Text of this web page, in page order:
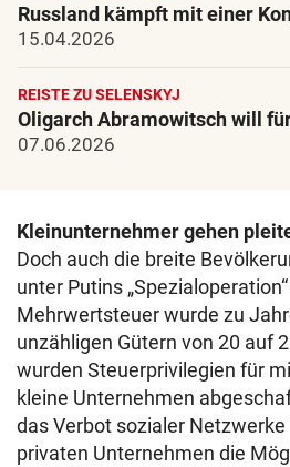
Russland kämpft mit einer
15.04.2026
REISTE ZU SELENSKYJ
Oligarch Abramowitsch will
07.06.2026
Kleinunternehmer gehen
Doch auch die breite
unter Putins
Mehrwertsteuer wurde zu
unzähligen Gütern von 20 auf
wurden Steuerprivilegien für
kleine Unternehmen
das Verbot sozialer
privaten Unternehmen die